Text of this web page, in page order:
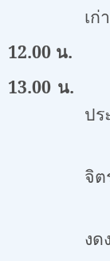
เก่
12.00 น.
13.00 น.
ปร
ซึ่งชาวเ
จิต
ประชันฝี
งด